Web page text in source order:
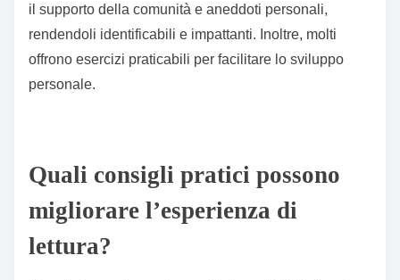
il supporto della comunità e aneddoti personali,
rendendoli identificabili e impattanti. Inoltre, molti
offrono esercizi praticabili per facilitare lo sviluppo
personale.